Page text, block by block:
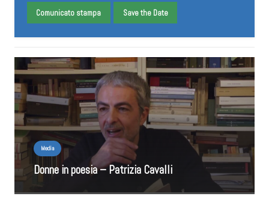
Comunicato stampa Save the Date
Media
Donne in poesia – Patrizia Cavalli